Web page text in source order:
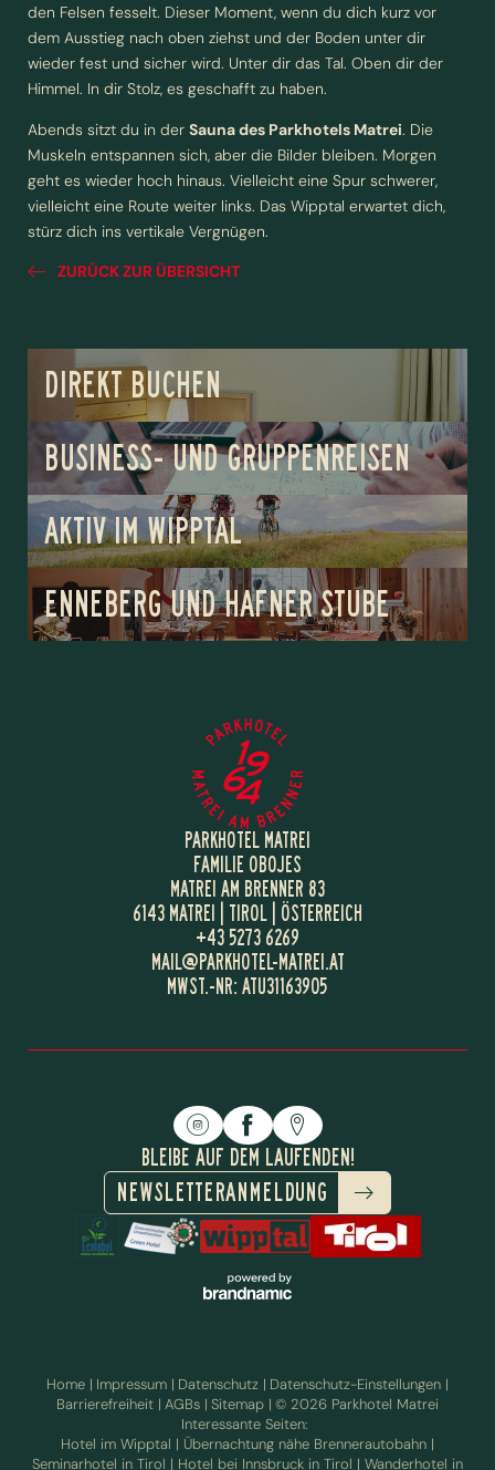
ÜBERNACHTEN AM
BRENNER
INKLUSIVLEISTUNGEN
den Felsen fesselt. Dieser Moment, wenn du dich kurz vor
dem Ausstieg nach oben ziehst und der Boden unter dir
wieder fest und sicher wird. Unter dir das Tal. Oben dir der
Himmel. In dir Stolz, es geschafft zu haben.
Abends sitzt du in der Sauna des Parkhotels Matrei. Die
Muskeln entspannen sich, aber die Bilder bleiben. Morgen
geht es wieder hoch hinaus. Vielleicht eine Spur schwerer,
vielleicht eine Route weiter links. Das Wipptal erwartet dich,
stürz dich ins vertikale Vergnügen.
ZURÜCK ZUR ÜBERSICHT
DIREKT BUCHEN
BUSINESS- UND GRUPPENREISEN
AKTIV IM WIPPTAL
ENNEBERG UND HAFNER STUBE
PARKHOTEL MATREI
FAMILIE OBOJES
MATREI AM BRENNER 83
6143 MATREI | TIROL | ÖSTERREICH
+43 5273 6269
MAIL@PARKHOTEL-MATREI.AT
MWST.-NR: ATU31163905
BLEIBE AUF DEM LAUFENDEN!
NEWSLETTERANMELDUNG
Home | Impressum | Datenschutz | Datenschutz-Einstellungen |
Barrierefreiheit | AGBs | Sitemap | © 2026 Parkhotel Matrei
Interessante Seiten:
Hotel im Wipptal | Übernachtung nähe Brennerautobahn |
Seminarhotel in Tirol | Hotel bei Innsbruck in Tirol | Wanderhotel in
Vorname Nachname*
Einwilligung Marketing*
*Pflichtfelder